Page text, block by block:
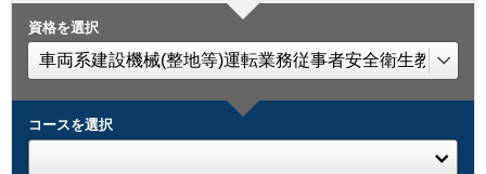
資格を選択
コースを選択